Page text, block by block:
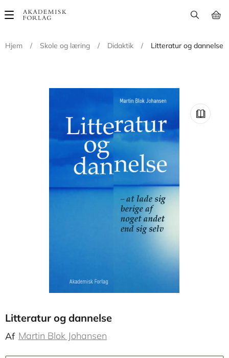
Main
Hjem
/ Skole og læring / Didaktik / Litteratur og dannelse
Litteratur og dannelse
Af Martin Blok Johansen